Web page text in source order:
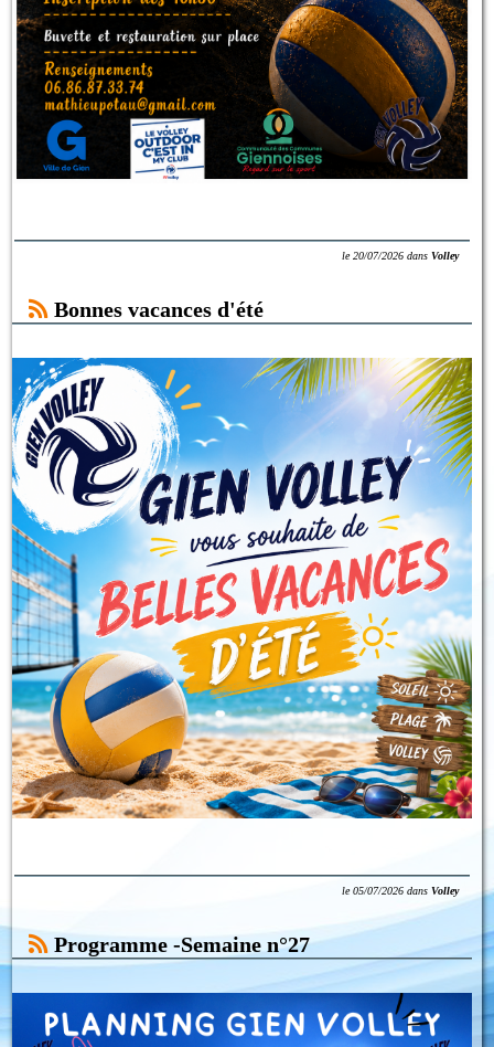
le20/07/2026 dansVolley
Bonnes vacances d'été
le05/07/2026 dansVolley
Programme -Semaine n°27